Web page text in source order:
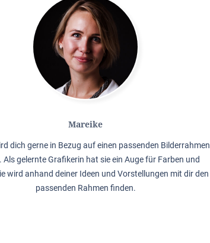
Mareike
dich gerne in Bezug auf einen passenden Bilderrahmen
Als gelernte Grafikerin hat sie ein Auge für Farben und
wird anhand deiner Ideen und Vorstellungen mit dir den
passenden Rahmen finden.